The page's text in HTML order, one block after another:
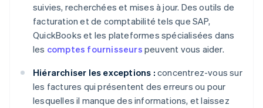
suivies, recherchées et mises à jour. Des outils de
facturation et de comptabilité tels que SAP,
QuickBooks et les plateformes spécialisées dans
les comptes fournisseurs peuvent vous aider.
Hiérarchiser les exceptions : concentrez-vous sur
les factures qui présentent des erreurs ou pour
lesquelles il manque des informations, et laissez